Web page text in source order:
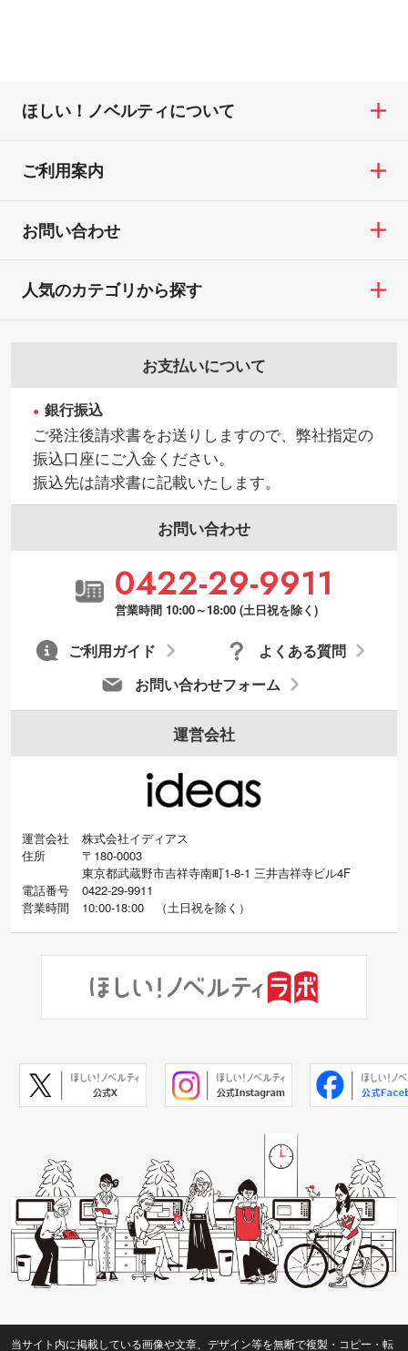
ほしい！ノベルティについて
ご利用案内
お問い合わせ
お支払いについて
銀行振込
ご発注後請求書をお送りしますので、弊社指定の
振込口座にご入金ください。
振込先は請求書に記載いたします。
お問い合わせ
0422-29-9911
営業時間 10:00～18:00 (土日祝を除く)
お問い合わせフォーム
よくある質問
ご利用ガイド
運営会社
運営会社
株式会社イディアス
住所
〒180-0003
東京都武蔵野市吉祥寺南町1-8-1 三井吉祥寺ビル4F
電話番号
0422-29-9911
営業時間
10:00-18:00 （土日祝を除く）
人気のカテゴリから探す
当サイト内に掲載している画像や文章、デザイン等を無断で複製・コピー・転